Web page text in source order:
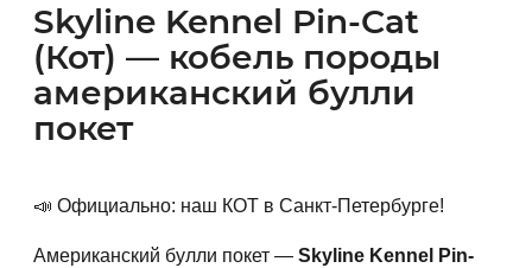
Skyline Kennel Pin-Cat
(Кот) — кобель породы
американский булли
покет
📣 Официально: наш КОТ в Санкт-Петербурге!
Американский булли покет — Skyline Kennel Pin-